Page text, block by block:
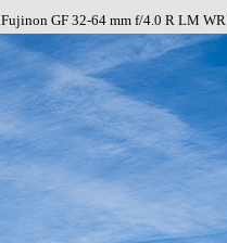
Fujinon GF 32-64 mm f/4.0 R LM WR